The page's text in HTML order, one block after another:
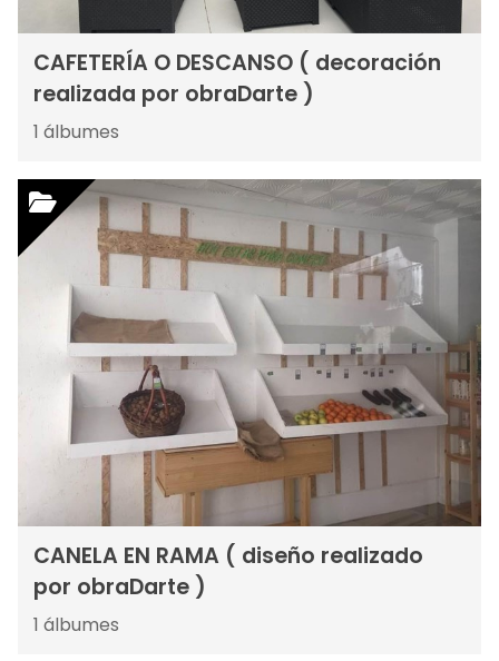
CAFETERÍA O DESCANSO ( decoración
realizada por obraDarte )
1 álbumes
CANELA EN RAMA ( diseño realizado
por obraDarte )
1 álbumes